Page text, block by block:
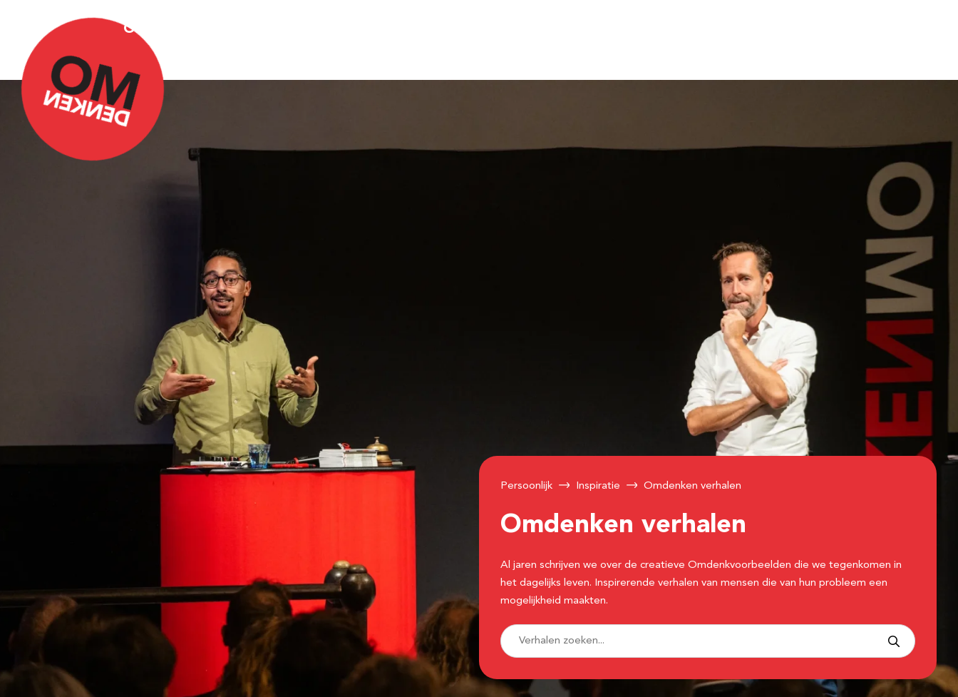
Over Omdenken
Persoonlijk Inspiratie Omdenken verhalen
Omdenken verhalen
Al jaren schrijven we over de creatieve Omdenkvoorbeelden die we tegenkomen in
het dagelijks leven. Inspirerende verhalen van mensen die van hun probleem een
mogelijkheid maakten.